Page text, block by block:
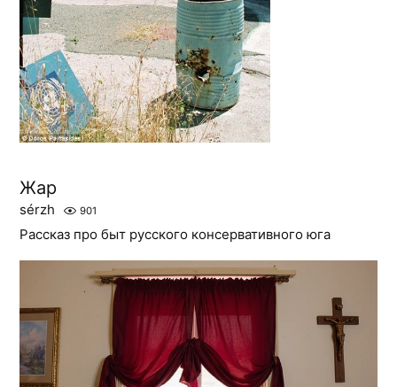
Жар
sérzh 901
Рассказ про быт русского консервативного юга